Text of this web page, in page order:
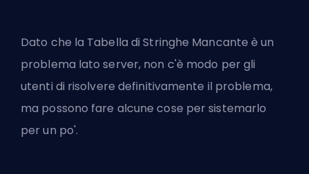
Dato che la Tabella di Stringhe Mancante è un
problema lato server, non c'è modo per gli
utenti di risolvere definitivamente il problema,
ma possono fare alcune cose per sistemarlo
per un po'.